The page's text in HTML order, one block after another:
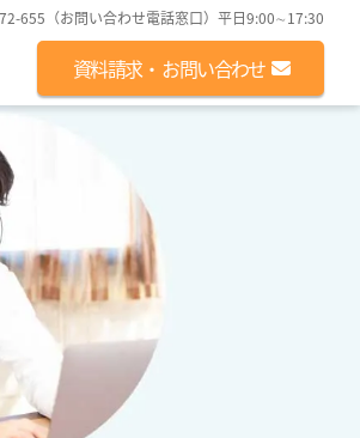
655 （お問い合わせ電話窓口）平日9:00∼17:30
資料請求・ お問い合わせ